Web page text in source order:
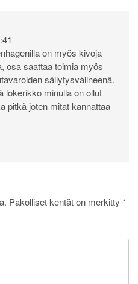
on myös kivoja
osa saattaa toimia myös
säilytysvälineenä.
lokerikko minulla on ollut
pitkä joten mitat kannattaa
Pakolliset kentät on merkitty *